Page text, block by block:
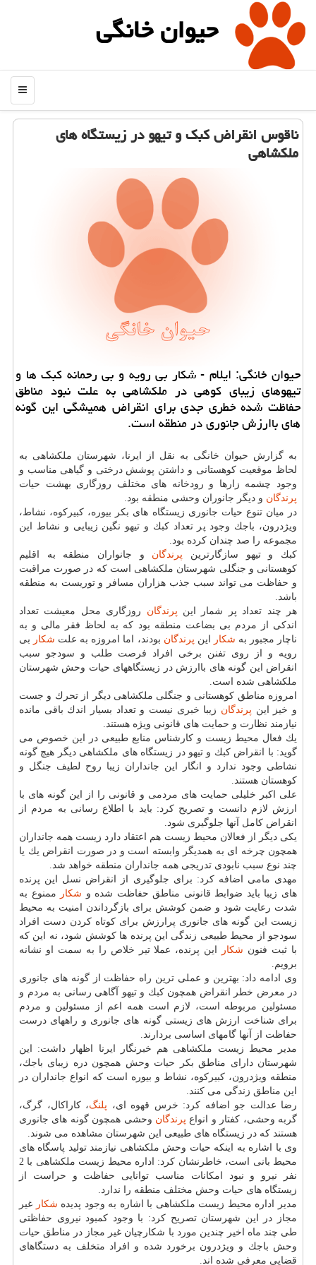
حیوان خانگی
منو
ناقوس انقراض كبك و تیهو در زیستگاه های
ملكشاهی
حیوان خانگی: ایلام - شكار بی رویه و بی رحمانه كبك ها و
تیهوهای زیبای كوهی در ملكشاهی به علت نبود مناطق
حفاظت شده خطری جدی برای انقراض همیشگی این گونه
های باارزش جانوری در منطقه است.
به گزارش حیوان خانگی به نقل از ایرنا، شهرستان ملكشاهی به
لحاظ موقعیت كوهستانی و داشتن پوشش درختی و گیاهی مناسب و
وجود چشمه زارها و رودخانه های مختلف روزگاری بهشت حیات
پرندگان و دیگر جانوران وحشی منطقه بود.
در میان تنوع حیات جانوری زیستگاه های بكر بیوره، كبیركوه، نشاط،
ویژدرون، باجك وجود پر تعداد كبك و تیهو نگین زیبایی و نشاط این
مجموعه را صد چندان كرده بود.
كبك و تیهو سازگارترین پرندگان و جانواران منطقه به اقلیم
كوهستانی و جنگلی شهرستان ملكشاهی است كه در صورت مراقبت
و حفاظت می تواند سبب جذب هزاران مسافر و توریست به منطقه
باشد.
هر چند تعداد پر شمار این پرندگان روزگاری محل معیشت تعداد
اندكی از مردم بی بضاعت منطقه بود كه به لحاظ فقر مالی و به
ناچار مجبور به شكار این پرندگان بودند، اما امروزه به علت شكار بی
رویه و از روی تفنن برخی افراد فرصت طلب و سودجو سبب
انقراض این گونه های باارزش در زیستگاههای حیات وحش شهرستان
ملكشاهی شده است.
امروزه مناطق كوهستانی و جنگلی ملكشاهی دیگر از تحرك و جست
و خیز این پرندگان زیبا خبری نیست و تعداد بسیار اندك باقی مانده
نیازمند نظارت و حمایت های قانونی ویژه هستند.
یك فعال محیط زیست و كارشناس منابع طبیعی در این خصوص می
گوید: با انقراض كبك و تیهو در زیستگاه های ملكشاهی دیگر هیچ گونه
نشاطی وجود ندارد و انگار این جانداران زیبا روح لطیف جنگل و
كوهستان هستند.
علی اكبر خلیلی حمایت های مردمی و قانونی را از این گونه های با
ارزش لازم دانست و تصریح كرد: باید با اطلاع رسانی به مردم از
انقراض كامل آنها جلوگیری شود.
یكی دیگر از فعالان محیط زیست هم اعتقاد دارد زیست همه جانداران
همچون چرخه ای به همدیگر وابسته است و در صورت انقراض یك یا
چند نوع سبب نابودی تدریجی همه جانداران منطقه خواهد شد.
مهدی مامی اضافه كرد: برای جلوگیری از انقراض نسل این پرنده
های زیبا باید ضوابط قانونی مناطق حفاظت شده و شكار
ممنوع به
شدت رعایت شود و ضمن كوشش برای بازگرداندن امنیت به محیط
زیست این گونه های جانوری پرارزش برای كوتاه كردن دست افراد
سودجو از محیط طبیعی زندگی این پرنده ها كوشش شود، نه این كه
با ثبت فنون شكار
این پرنده، عملا تیر خلاص را به سمت او نشانه
برویم.
وی ادامه داد: بهترین و عملی ترین راه حفاظت از گونه های جانوری
در معرض خطر انقراض همچون كبك و تیهو آگاهی رسانی به مردم و
مسئولین مربوطه است، لازم است همه اعم از مسئولین و مردم
برای شناخت ارزش های زیستی گونه های جانوری و راه‎های درست
حفاظت از آن‎ها گامهای اساسی بردارند.
مدیر محیط زیست ملكشاهی هم خبرنگار ایرنا اظهار داشت: این
شهرستان دارای مناطق بكر حیات وحش همچون دره زیبای باجك،
منطقه ویژدرون، كبیركوه، نشاط و بیوره است كه انواع جانداران در
این مناطق زندگی می كنند.
رضا عدالت جو اضافه كرد: خرس قهوه ای، پلنگ، كاراكال، گرگ،
گربه وحشی، كفتار و انواع پرندگان وحشی همچون گونه های جانوری
هستند كه در زیستگاه های طبیعی این شهرستان مشاهده می شوند.
وی با اشاره به اینكه حیات وحش ملكشاهی نیازمند تولید پاسگاه های
محیط بانی است، خاطرنشان كرد: اداره محیط زیست ملكشاهی با 2
نفر نیرو و نبود امكانات مناسب توانایی حفاظت و حراست از
زیستگاه های حیات وحش مختلف منطقه را ندارد.
مدیر اداره محیط زیست ملكشاهی با اشاره به وجود پدیده شكار غیر
مجاز در این شهرستان تصریح كرد: با وجود كمبود نیروی حفاظتی
طی چند ماه اخیر چندین مورد با شكارچیان غیر مجاز در مناطق حیات
وحش باجك و ویژدرون برخورد شده و افراد متخلف به دستگاهای
قضایی معرفی شده اند.